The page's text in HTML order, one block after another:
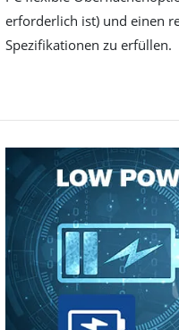
erforderlich ist) und einen
Spezifikationen zu erfüllen.